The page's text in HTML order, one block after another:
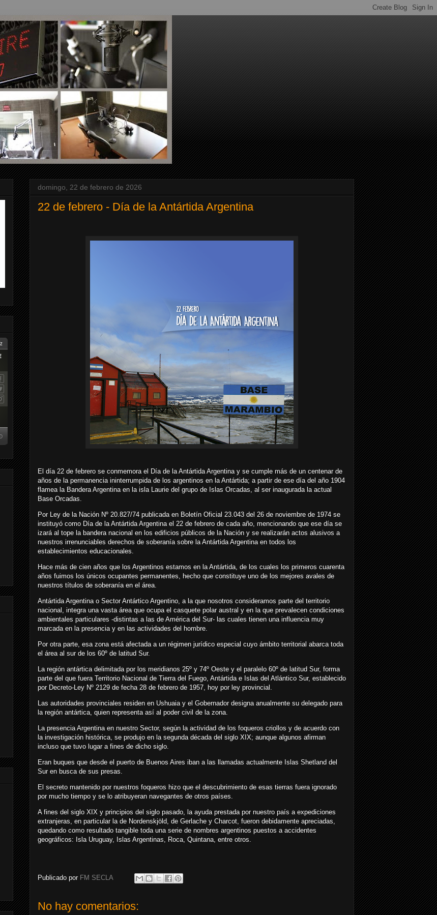
domingo, 22 de febrero de 2026
22 de febrero - Día de la Antártida Argentina
El día 22 de febrero se conmemora el Día de la Antártida Argentina y se cumple más de un centenar de
años de la permanencia ininterrumpida de los argentinos en la Antártida; a partir de ese día del año 1904
flamea la Bandera Argentina en la isla Laurie del grupo de Islas Orcadas, al ser inaugurada la actual
Base Orcadas.
Por Ley de la Nación Nº 20.827/74 publicada en Boletín Oficial 23.043 del 26 de noviembre de 1974 se
instituyó como Día de la Antártida Argentina el 22 de febrero de cada año, mencionando que ese día se
izará al tope la bandera nacional en los edificios públicos de la Nación y se realizarán actos alusivos a
nuestros irrenunciables derechos de soberanía sobre la Antártida Argentina en todos los
establecimientos educacionales.
Hace más de cien años que los Argentinos estamos en la Antártida, de los cuales los primeros cuarenta
años fuimos los únicos ocupantes permanentes, hecho que constituye uno de los mejores avales de
nuestros títulos de soberanía en el área.
Antártida Argentina o Sector Antártico Argentino, a la que nosotros consideramos parte del territorio
nacional, integra una vasta área que ocupa el casquete polar austral y en la que prevalecen condiciones
ambientales particulares -distintas a las de América del Sur- las cuales tienen una influencia muy
marcada en la presencia y en las actividades del hombre.
Por otra parte, esa zona está afectada a un régimen jurídico especial cuyo ámbito territorial abarca toda
el área al sur de los 60º de latitud Sur.
La región antártica delimitada por los meridianos 25º y 74º Oeste y el paralelo 60º de latitud Sur, forma
parte del que fuera Territorio Nacional de Tierra del Fuego, Antártida e Islas del Atlántico Sur, establecido
por Decreto-Ley Nº 2129 de fecha 28 de febrero de 1957, hoy por ley provincial.
Las autoridades provinciales residen en Ushuaia y el Gobernador designa anualmente su delegado para
la región antártica, quien representa así al poder civil de la zona.
La presencia Argentina en nuestro Sector, según la actividad de los foqueros criollos y de acuerdo con
la investigación histórica, se produjo en la segunda década del siglo XIX; aunque algunos afirman
incluso que tuvo lugar a fines de dicho siglo.
Eran buques que desde el puerto de Buenos Aires iban a las llamadas actualmente Islas Shetland del
Sur en busca de sus presas.
El secreto mantenido por nuestros foqueros hizo que el descubrimiento de esas tierras fuera ignorado
por mucho tiempo y se lo atribuyeran navegantes de otros países.
A fines del siglo XIX y principios del siglo pasado, la ayuda prestada por nuestro país a expediciones
extranjeras, en particular la de Nordenskjöld, de Gerlache y Charcot, fueron debidamente apreciadas,
quedando como resultado tangible toda una serie de nombres argentinos puestos a accidentes
geográficos: Isla Uruguay, Islas Argentinas, Roca, Quintana, entre otros.
Publicado por FM SECLA
No hay comentarios: